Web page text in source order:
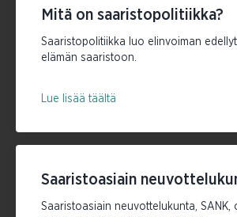
Mitä on saaristopolitiikka?
Saaristopolitiikka luo elinvoiman
elämän saaristoon.
Lue lisää täältä
Saaristoasiain
Saaristoasiain neuvottelukunta, SANK,